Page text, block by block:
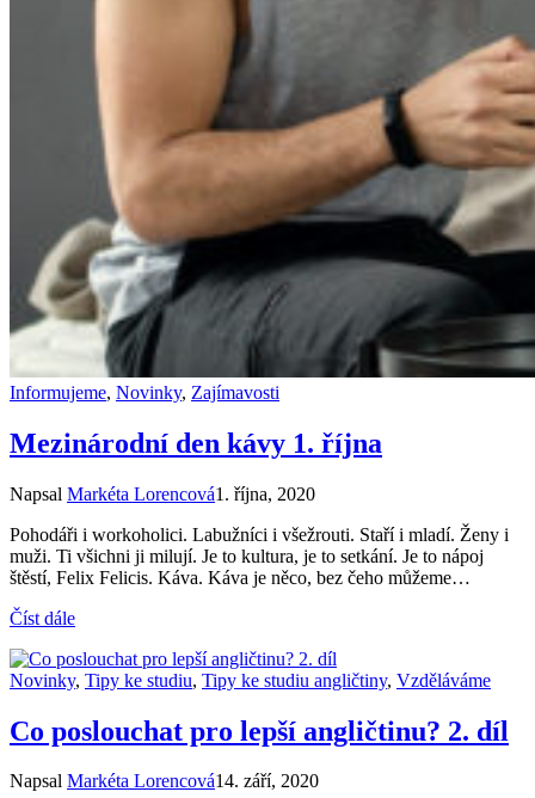
Informujeme, Novinky, Zajímavosti
Mezinárodní den kávy 1. října
Napsal Markéta Lorencová1. října, 2020
Pohodáři i workoholici. Labužníci i všežrouti. Staří i mladí. Ženy i
muži. Ti všichni ji milují. Je to kultura, je to setkání. Je to nápoj
štěstí, Felix Felicis. Káva. Káva je něco, bez čeho můžeme…
Číst dále
Novinky, Tipy ke studiu, Tipy ke studiu angličtiny, Vzděláváme
Co poslouchat pro lepší angličtinu? 2. díl
Napsal Markéta Lorencová14. září, 2020